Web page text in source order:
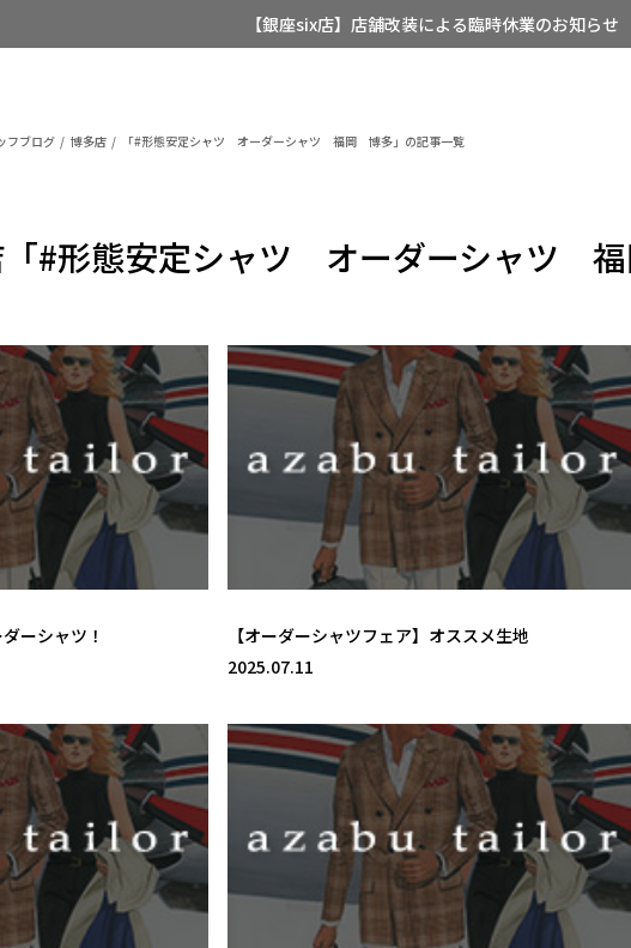
【銀座six店】店舗改装による臨時休業のお知らせ
フブログ 博多店 「#形態安定シャツ オーダーシャツ 福岡 博多」の記事一覧
「#形態安定シャツ オーダーシャツ
ーシャツ！
【オーダーシャツフェア】オススメ生地
2025.07.11